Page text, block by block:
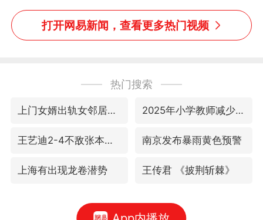
没有一个人掉链子
些不一样
打开网易新闻，查看更多热门视频
热门搜索
上门女婿出轨女邻居多年被判重婚罪 2025年小学教师减少13.19万
王艺迪2-4不敌张本美和止步4强 南京发布暴雨黄色预警
上海有出现龙卷潜势 王传君 《披荆斩棘》